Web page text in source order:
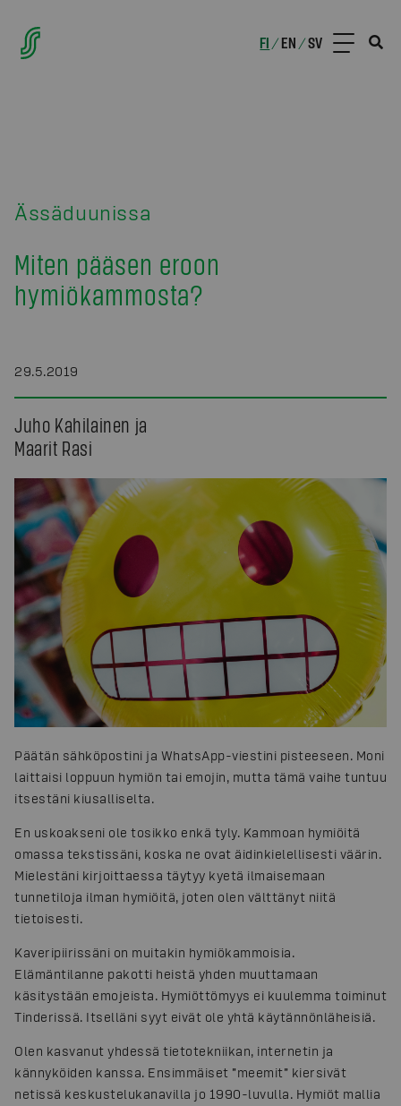
FI /EN /SV
Ässäduunissa
Miten pääsen eroon
hymiökammosta?
29.5.2019
Juho Kahilainen ja
Maarit Rasi
Päätän sähköpostini ja WhatsApp-viestini pisteeseen. Moni
laittaisi loppuun hymiön tai emojin, mutta tämä vaihe tuntuu
itsestäni kiusalliselta.
En uskoakseni ole tosikko enkä tyly. Kammoan hymiöitä
omassa tekstissäni, koska ne ovat äidinkielellisesti väärin.
Mielestäni kirjoittaessa täytyy kyetä ilmaisemaan
tunnetiloja ilman hymiöitä, joten olen välttänyt niitä
tietoisesti.
Kaveripiirissäni on muitakin hymiökammoisia.
Elämäntilanne pakotti heistä yhden muuttamaan
käsitystään emojeista. Hymiöttömyys ei kuulemma toiminut
Tinderissä. Itselläni syyt eivät ole yhtä käytännönläheisiä.
Olen kasvanut yhdessä tietotekniikan, internetin ja
kännyköiden kanssa. Ensimmäiset ”meemit” kiersivät
netissä keskustelukanavilla jo 1990-luvulla. Hymiöt mallia